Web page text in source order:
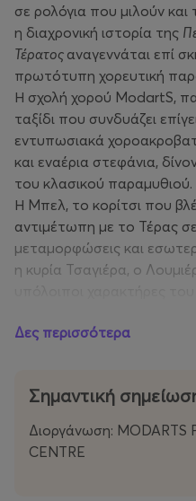
σε ρολόγια που μιλούν
η διαχρονική ιστορία της
Τέρατος αναγεννάται επί
πρωτότυπη χορευτική
Η σχολή χορού ModartS,
ταξίδι που συνδυάζει
εντυπωσιακά
και εναέρια στεφάνια,
του κλασικού παραμυθιού.
Η Μπελ, το κορίτσι που
αντιμέτωπη με το Τέρας
μεταμορφώσεις και
η κυρία Τσαγιέρα, ο
της αποδοχής και της
συναντιούνται χορευτές
έμπειρους/έμπειρες
έργο που συγκινεί,
Δες περισσότερα
Σημαντική
Διοργάνωση: MODARTS
CENTRE